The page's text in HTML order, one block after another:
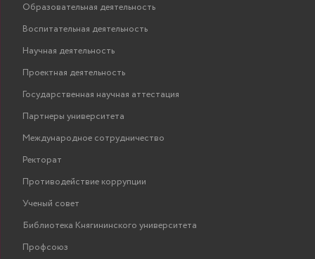
Образовательная деятельность
Воспитательная деятельность
Научная деятельность
Проектная деятельность
Государственная научная аттестация
Партнеры университета
Международное сотрудничество
Ректорат
Противодействие коррупции
Ученый совет
Библиотека Княгининского университета
Профсоюз